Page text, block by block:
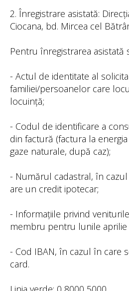
2. Înregistrare asistată:
Ciocana, bd. Mircea cel
Pentru înregistrarea asistată
- Actul de identitate al
familiei/persoanelor care
locuință;
- Codul de identificare a
din factură (factura la
gaze naturale, după caz);
- Numărul cadastral, în
are un credit ipotecar;
- Informațiile privind
membru pentru lunile aprilie
- Cod IBAN, în cazul în care
card.